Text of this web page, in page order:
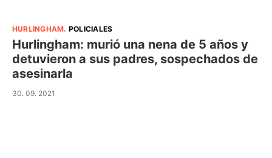
HURLINGHAM. POLICIALES
Hurlingham: murió una nena de 5 años y
detuvieron a sus padres, sospechados de
asesinarla
30. 09. 2021